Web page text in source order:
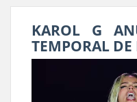
KAROL G
TEMPORAL DE